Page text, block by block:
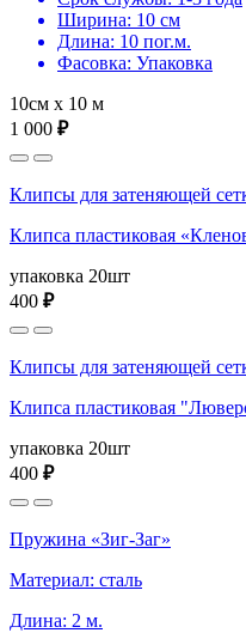
Ширина: 10 см
Длина: 10 пог.м.
Фасовка: Упаковка
10см х 10 м
1 000 ₽
Клипсы для затеняющей
Клипса пластиковая
упаковка 20шт
400 ₽
Клипсы для затеняющей
Клипса пластиковая
упаковка 20шт
400 ₽
Пружина «Зиг-Заг»
Материал: сталь
Длина: 2 м.